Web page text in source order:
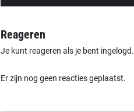
Reageren
Je kunt reageren als je bent ingelogd.
Er zijn nog geen reacties geplaatst.